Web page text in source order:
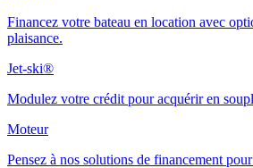
Financez votre bateau en location avec
plaisance.
Jet-ski®
Modulez votre crédit pour acquérir en
Moteur
Pensez à nos solutions de financement